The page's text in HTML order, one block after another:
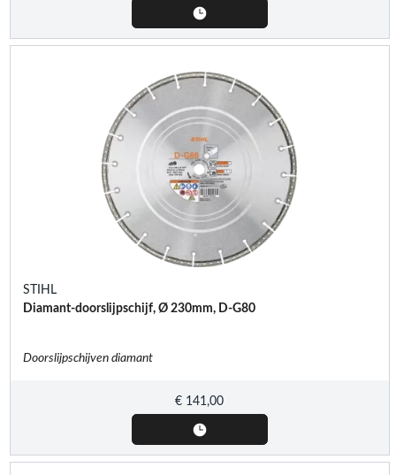
STIHL
Diamant-doorslijpschijf, Ø 230mm, D-G80
Doorslijpschijven diamant
€ 141,00